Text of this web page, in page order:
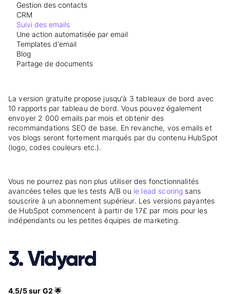
Gestion des contacts
CRM
Suivi des emails
Une action automatisée par email
Templates d'email
Blog
Partage de documents
La version gratuite propose jusqu'à 3 tableaux de bord avec
10 rapports par tableau de bord. Vous pouvez également
envoyer 2 000 emails par mois et obtenir des
recommandations SEO de base. En revanche, vos emails et
vos blogs seront fortement marqués par du contenu HubSpot
(logo, codes couleurs etc.).
Vous ne pourrez pas non plus utiliser des fonctionnalités
avancées telles que les tests A/B ou le lead scoring sans
souscrire à un abonnement supérieur. Les versions payantes
de HubSpot commencent à partir de 17£ par mois pour les
indépendants ou les petites équipes de marketing.
3. Vidyard
4,5/5 sur G2 🌟